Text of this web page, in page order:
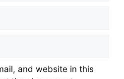
and website in this